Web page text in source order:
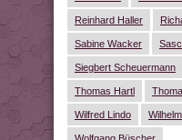
Reinhard Haller
Sabine Wacker
Siegbert Scheuermann
Thomas Hartl
Wilfred Lindo